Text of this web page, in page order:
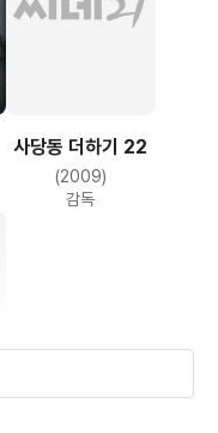
사당동 더하기 22
(2009)
감독